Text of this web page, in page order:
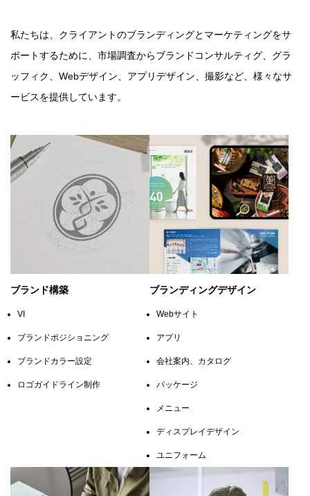
私たちは、クライアントのブランディングとマーケティングをサ
ポートするために、市場調査からブランドコンサルティグ、グラ
ッフィク、Webデザイン、アプリデザイン、撮影など、様々なサ
ービスを提供しています。
ブランド構築
VI
ブランドポジショニング
ブランドカラー設定
ロゴガイドライン制作
ブランディングデザイン
Webサイト
アプリ
会社案内、カタログ
パッケージ
メニュー
ディスプレイデザイン
ユニフォーム